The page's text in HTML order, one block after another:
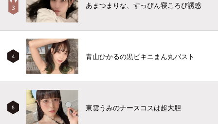
あまつまりな、すっぴん寝ころび誘惑
4 青山ひかるの黒ビキニまん丸バスト
5 東雲うみのナースコスは超大胆